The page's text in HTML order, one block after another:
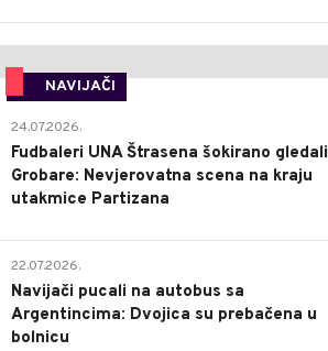
NAVIJAČI
24.07.2026.
Fudbaleri UNA Štrasena šokirano gledali
Grobare: Nevjerovatna scena na kraju
utakmice Partizana
22.07.2026.
Navijači pucali na autobus sa
Argentincima: Dvojica su prebačena u
bolnicu